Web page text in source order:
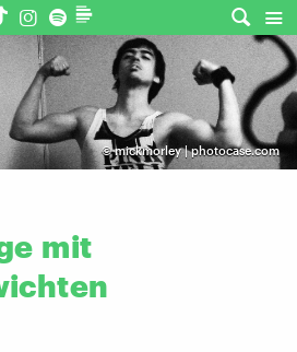
©mickmorley | photocase.com
mit